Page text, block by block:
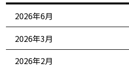
2026年6月
2026年3月
2026年2月